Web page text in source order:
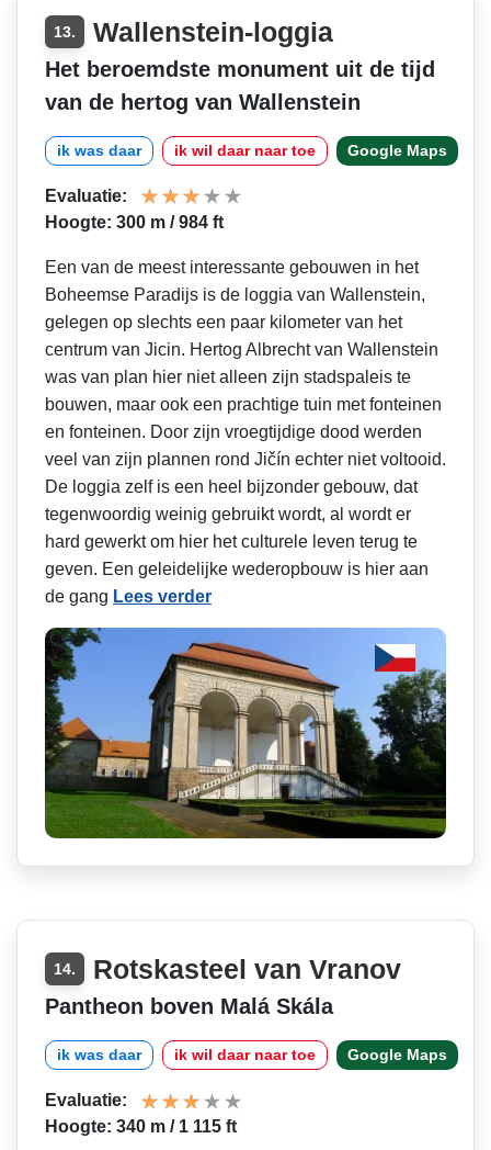
13. Wallenstein-loggia
Het beroemdste monument uit de tijd
van de hertog van Wallenstein
ik was daar ik wil daar naar toe Google Maps
Evaluatie:
Hoogte: 300 m / 984 ft
Een van de meest interessante gebouwen in het
Boheemse Paradijs is de loggia van Wallenstein,
gelegen op slechts een paar kilometer van het
centrum van Jicin. Hertog Albrecht van Wallenstein
was van plan hier niet alleen zijn stadspaleis te
bouwen, maar ook een prachtige tuin met fonteinen
en fonteinen. Door zijn vroegtijdige dood werden
veel van zijn plannen rond Jičín echter niet voltooid.
De loggia zelf is een heel bijzonder gebouw, dat
tegenwoordig weinig gebruikt wordt, al wordt er
hard gewerkt om hier het culturele leven terug te
geven. Een geleidelijke wederopbouw is hier aan
de gang Lees verder
14. Rotskasteel van Vranov
Pantheon boven Malá Skála
ik was daar ik wil daar naar toe Google Maps
Evaluatie:
Hoogte: 340 m / 1 115 ft